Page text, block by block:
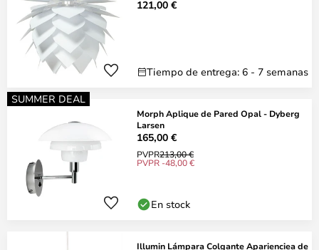
121,00 €
Tiempo de entrega: 6 - 7 semanas
SUMMER DEAL
Morph Aplique de Pared Opal - Dyberg
Larsen
165,00 €
PVPR213,00 €
PVPR -48,00 €
En stock
Illumin Lámpara Colgante Aparienciea de